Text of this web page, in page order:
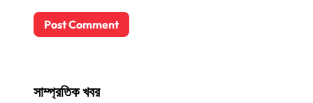
সাম্প্রতিক খবর